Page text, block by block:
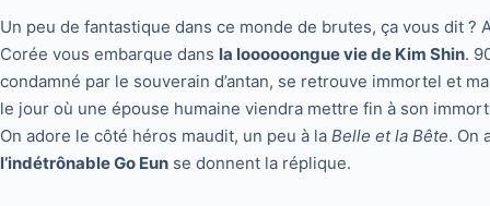
Un peu de fantastique dans ce monde de brutes, ça vous dit
Corée vous embarque dans la loooooongue vie de Kim Shin.
condamné par le souverain d’antan, se retrouve immortel et
le jour où une épouse humaine viendra mettre fin à son
On adore le côté héros maudit, un peu à la Belle et la Bête. On
l’indétrônable Go Eun se donnent la réplique.